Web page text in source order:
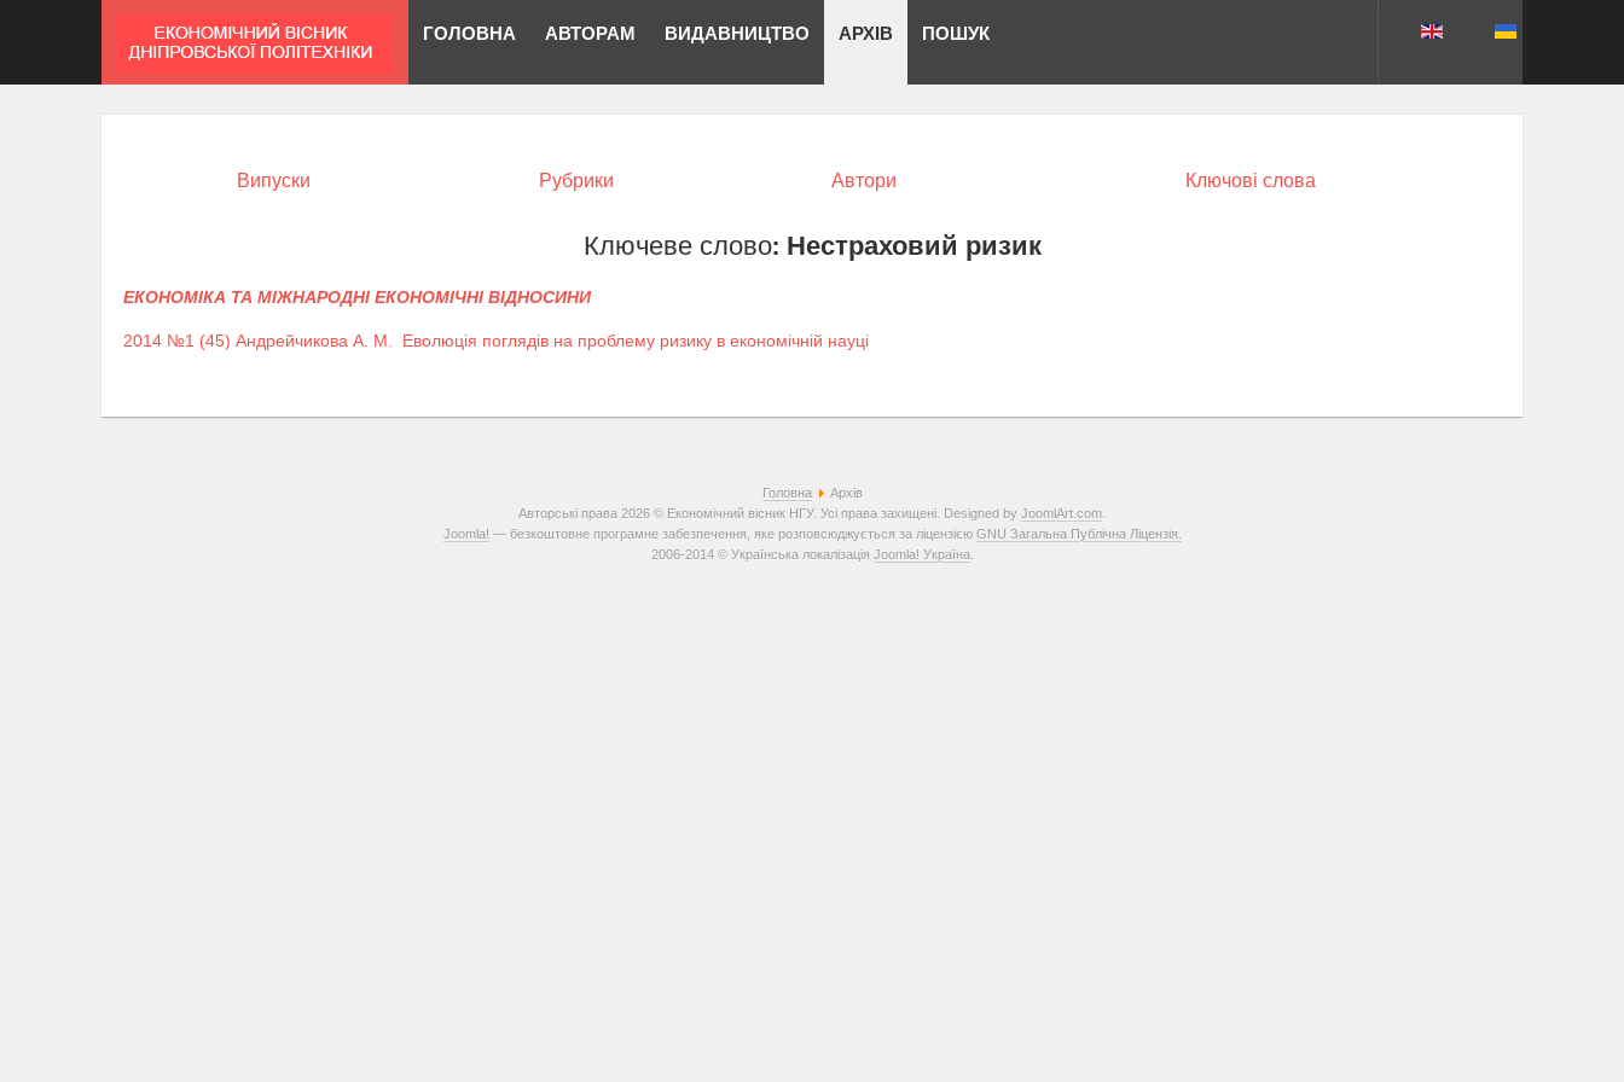
ГОЛОВНА АВТОРАМ ВИДАВНИЦТВО АРХІВ ПОШУК
Випуски Рубрики Автори Ключові слова
Ключеве слово: Нестраховий ризик
ЕКОНОМІКА ТА МІЖНАРОДНІ ЕКОНОМІЧНІ ВІДНОСИНИ
2014 №1 (45) Андрейчикова А. М. Еволюція поглядів на проблему ризику в економічній науці
Головна
Архів
Авторські права 2026 © Економічний вісник НГУ. Усі права захищені. Designed by JoomlArt.com
Joomla! — безкоштовне програмне забезпечення, яке розповсюджується за ліцензією GNU Загальна Публічна Ліцензія.
2006-2014 © Українська локалізація Joomla! Україна